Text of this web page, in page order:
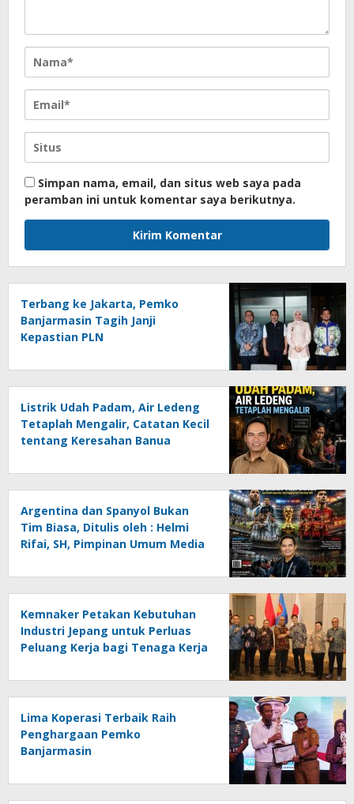
Simpan nama, email, dan situs web saya pada
peramban ini untuk komentar saya berikutnya.
Terbang ke Jakarta, Pemko
Banjarmasin Tagih Janji
Kepastian PLN
Listrik Udah Padam, Air Ledeng
Tetaplah Mengalir, Catatan Kecil
tentang Keresahan Banua
Ancaman Lingkungan, Oleh :
Helmi Rifai, SH
Argentina dan Spanyol Bukan
Tim Biasa, Ditulis oleh : Helmi
Rifai, SH, Pimpinan Umum Media
Kemnaker Petakan Kebutuhan
Industri Jepang untuk Perluas
Peluang Kerja bagi Tenaga Kerja
Lima Koperasi Terbaik Raih
Penghargaan Pemko
Banjarmasin